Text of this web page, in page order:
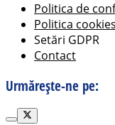
Politica de
Politica cookies
Setări GDPR
Contact
Urmărește-ne pe: